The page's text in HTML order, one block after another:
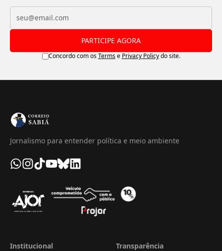
PARTICIPE AGORA
Concordo com osTermse Privacy Policydo site.
Jornalismo para entender política e meio ambiente
Institucional Transparência